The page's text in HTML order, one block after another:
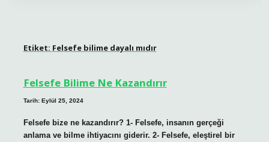
Etiket: Felsefe bilime dayalı mıdır
Felsefe Bilime Ne Kazandırır
Tarih: Eylül 25, 2024
Felsefe bize ne kazandırır? 1- Felsefe, insanın gerçeği
anlama ve bilme ihtiyacını giderir. 2- Felsefe, eleştirel bir